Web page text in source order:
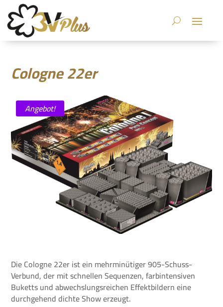
Cologne 22er
Angebot!
Die Cologne 22er ist ein mehrminütiger 905-Schuss-
Verbund, der mit schnellen Sequenzen, farbintensiven
Buketts und abwechslungsreichen Effektbildern eine
durchgehend dichte Show erzeugt.